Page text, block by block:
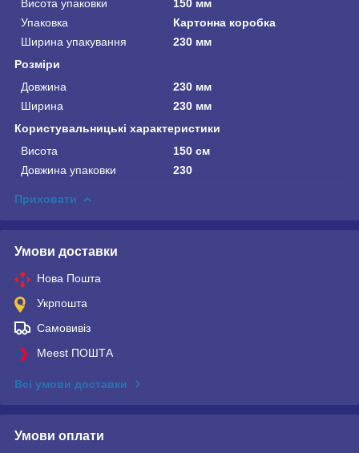
Висота упаковки
150 мм
Упаковка
Картонна коробка
Ширина упакування
230 мм
Розміри
Довжина
230 мм
Ширина
230 мм
Користувальницькі характеристики
Висота
150 см
Довжина упаковки
230
Приховати
Умови доставки
Нова Пошта
Укрпошта
Самовивіз
Meest ПОШТА
Всі умови доставки
Умови оплати